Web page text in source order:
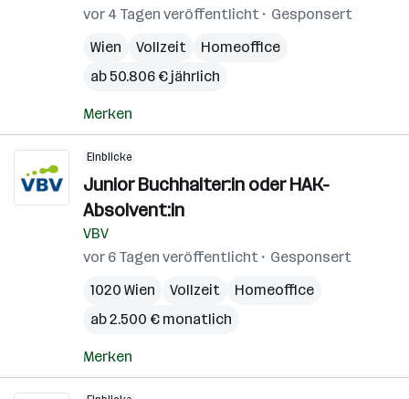
vor 4 Tagen veröffentlicht
Gesponsert
Wien
Vollzeit
Homeoffice
ab 50.806 € jährlich
Merken
Einblicke
Junior Buchhalter:in oder HAK-
Absolvent:in
VBV
vor 6 Tagen veröffentlicht
Gesponsert
1020 Wien
Vollzeit
Homeoffice
ab 2.500 € monatlich
Merken